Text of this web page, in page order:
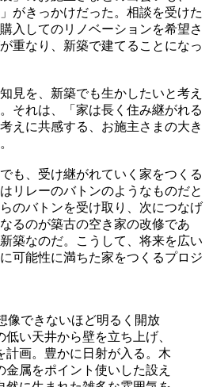
がきっかけだった。相談を受けた
入してのリノベーションを希望さ
重なり、新築で建てることになっ
見を、新築でも生かしたいと考え
それは、「家は長く住み継がれる
えに共感する、お施主さまの大き
も、受け継がれていく家をつくる
リレーのバトンのようなものだと
のバトンを受け取り、次につなげ
るのが築古の空き家の改修であ
築なのだ。こうして、将来を広い
可能性に満ちた家をつくるプロジ
像できないほど明るく開放
い天井から壁を立ち上げ、
計画。豊かに日射が入る。木
金属をポイント使いした設え